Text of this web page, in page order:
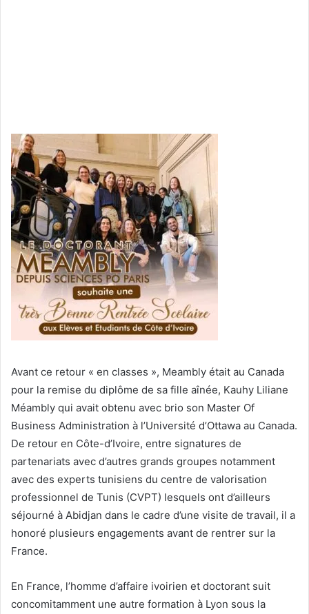
Avant ce retour « en classes », Meambly était au Canada
pour la remise du diplôme de sa fille aînée, Kauhy Liliane
Méambly qui avait obtenu avec brio son Master Of
Business Administration à l’Université d’Ottawa au Canada.
De retour en Côte-d’Ivoire, entre signatures de
partenariats avec d’autres grands groupes notamment
avec des experts tunisiens du centre de valorisation
professionnel de Tunis (CVPT) lesquels ont d’ailleurs
séjourné à Abidjan dans le cadre d’une visite de travail, il a
honoré plusieurs engagements avant de rentrer sur la
France.
En France, l’homme d’affaire ivoirien et doctorant suit
concomitamment une autre formation à Lyon sous la